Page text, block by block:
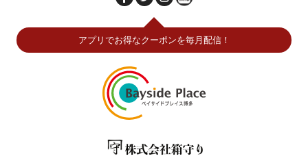
アプリでお得なクーポンを毎月配信！